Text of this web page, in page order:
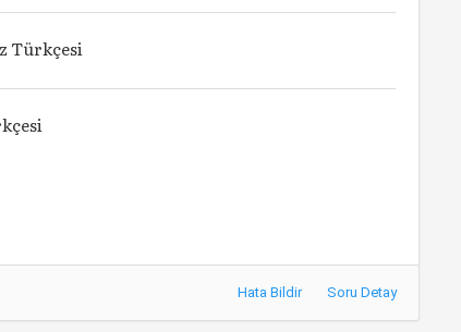
Türkçesi
Hata Bildir Soru Detay